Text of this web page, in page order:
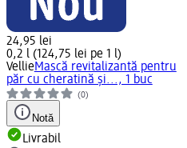
24,95 lei
0,2 l (124,75 lei pe 1 l)
VellieMască revitalizantă pentru
păr cu cheratină și..., 1 buc
(0)
Notă
Livrabil